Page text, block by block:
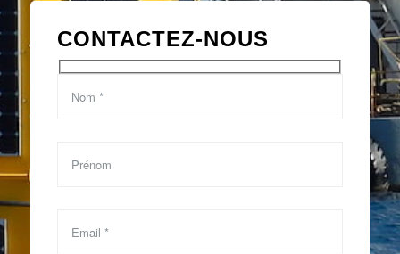
CONTACTEZ-NOUS